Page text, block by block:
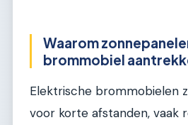
Waarom
brommobiel
Elektrische brommobielen
voor korte afstanden, vaak